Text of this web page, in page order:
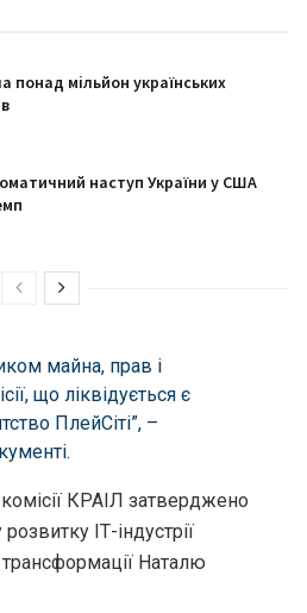
понад мільйон українських
наступ України у США
майна, прав і
що ліквідується є
ПлейСіті”, –
КРАІЛ затверджено
ІТ-індустрії
Наталю